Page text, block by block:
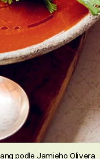
podle Jamieho Olivera